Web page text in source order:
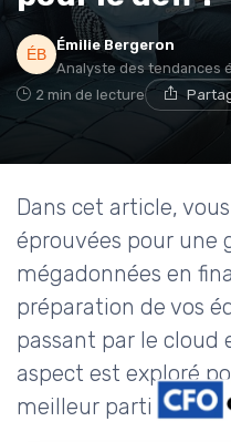
Émilie Bergeron
Analyste des tendances
2 min de lecture
Dans cet article,
éprouvées pour une
mégadonnées en
préparation de vos
passant par le cloud
aspect est exploré
meilleur parti de vos